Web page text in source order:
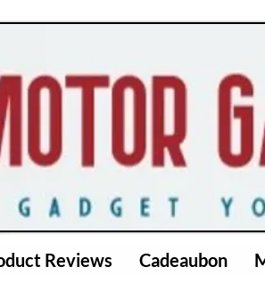
Reviews Cadeaubon